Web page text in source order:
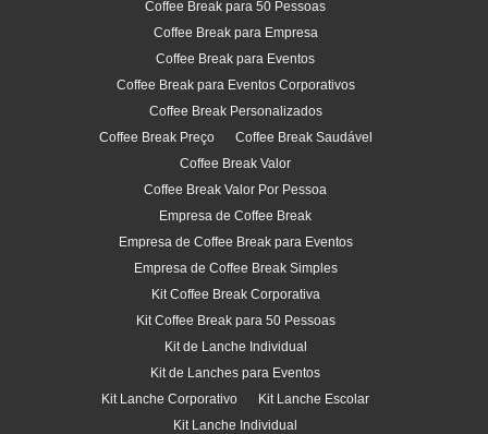
Coffee Break para 50 Pessoas
Coffee Break para Empresa
Coffee Break para Eventos
Coffee Break para Eventos Corporativos
Coffee Break Personalizados
Coffee Break Preço
Coffee Break Saudável
Coffee Break Valor
Coffee Break Valor Por Pessoa
Empresa de Coffee Break
Empresa de Coffee Break para Eventos
Empresa de Coffee Break Simples
Kit Coffee Break Corporativa
Kit Coffee Break para 50 Pessoas
Kit de Lanche Individual
Kit de Lanches para Eventos
Kit Lanche Corporativo
Kit Lanche Escolar
Kit Lanche Individual